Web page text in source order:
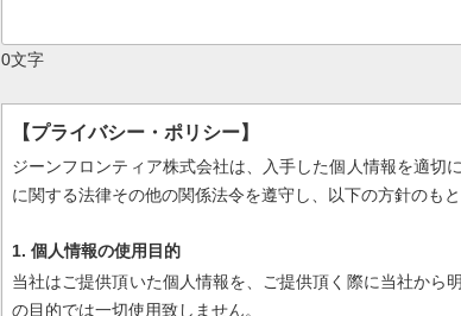
0文字
【プライバシー・ポリシー】
ジーンフロンティア株式会社は、入手した個人情報を適切
に関する法律その他の関係法令を遵守し、以下の方針のも
1. 個人情報の使用目的
当社はご提供頂いた個人情報を、ご提供頂く際に当社から
の目的では一切使用致しません。